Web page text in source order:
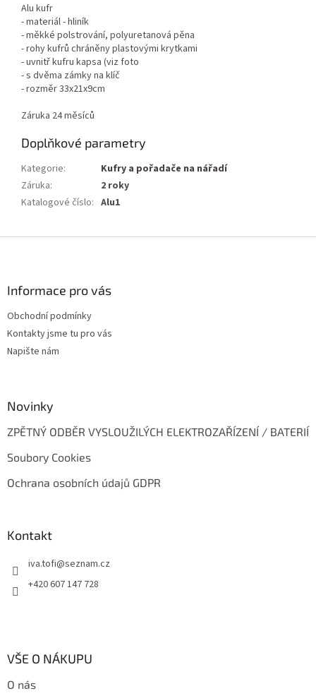
Alu kufr
- materiál - hliník
- měkké polstrování, polyuretanová pěna
- rohy kufrů chráněny plastovými krytkami
- uvnitř kufru kapsa (viz foto
- s dvěma zámky na klíč
- rozměr 33x21x9cm
Záruka 24 měsíců
Doplňkové parametry
Kategorie:
Kufry a pořadače na nářadí
Záruka:
2 roky
Katalogové číslo: Alu1
Informace pro vás
Obchodní podmínky
Kontakty jsme tu pro vás
Napište nám
Novinky
ZPĚTNÝ ODBĚR VYSLOUŽILÝCH ELEKTROZAŘÍZENÍ / BATERIÍ
Soubory Cookies
Ochrana osobních údajů GDPR
Kontakt
iva.tofi@seznam.cz
+420 607 147 728
VŠE O NÁKUPU
O nás